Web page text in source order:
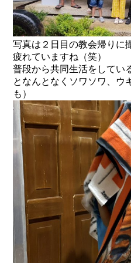
写真は２日目の教会帰りに
疲れていますね（笑）
普段から共同生活をしてい
となんとなくソワソワ、ウ
も）